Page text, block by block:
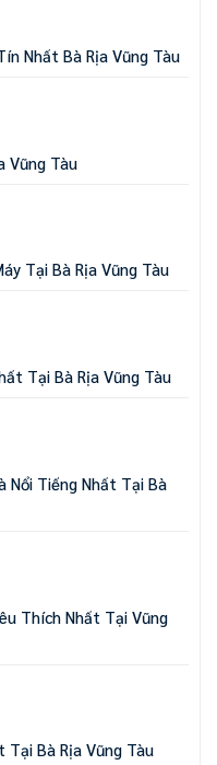
Nhất Bà Rịa Vũng Tàu
Vũng Tàu
Tại Bà Rịa Vũng Tàu
Tại Bà Rịa Vũng Tàu
Nổi Tiếng Nhất Tại Bà
Thích Nhất Tại Vũng
Bà Rịa Vũng Tàu